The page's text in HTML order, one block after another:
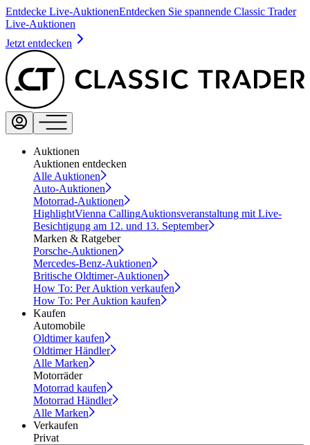
Entdecke Live-AuktionenEntdecken Sie spannende Classic Trader
Live-Auktionen
Jetzt entdecken
Auktionen
Auktionen entdecken
Alle Auktionen
Auto-Auktionen
Motorrad-Auktionen
HighlightVienna CallingAuktionsveranstaltung mit Live-
Besichtigung am 12. und 13. September
Marken & Ratgeber
Porsche-Auktionen
Mercedes-Benz-Auktionen
Britische Oldtimer-Auktionen
How To: Per Auktion verkaufen
How To: Per Auktion kaufen
Kaufen
Automobile
Oldtimer kaufen
Oldtimer Händler
Alle Marken
Motorräder
Motorrad kaufen
Motorrad Händler
Alle Marken
Verkaufen
Privat